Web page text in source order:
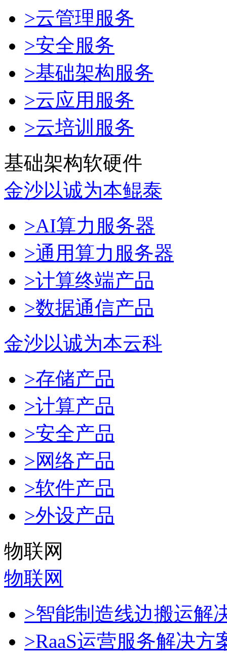
>云管理服务
>安全服务
>基础架构服务
>云应用服务
>云培训服务
基础架构软硬件
金沙以诚为本鲲泰
>AI算力服务器
>通用算力服务器
>计算终端产品
>数据通信产品
金沙以诚为本云科
>存储产品
>计算产品
>安全产品
>网络产品
>软件产品
>外设产品
物联网
物联网
>智能制造线边搬运解
>RaaS运营服务解决方